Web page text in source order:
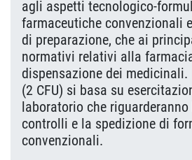
agli aspetti tecnologico-
farmaceutiche convenzionali
di preparazione, che ai
normativi relativi alla
dispensazione dei
(2 CFU) si basa su
laboratorio che riguarderanno
controlli e la spedizione di
convenzionali.